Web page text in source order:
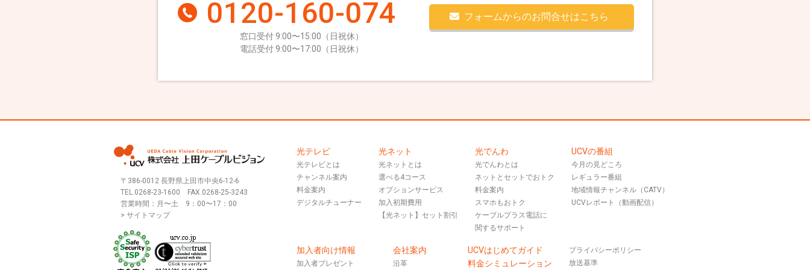
0120-160-074
窓口受付 9:00〜15:00（日祝休）
電話受付 9:00〜17:00（日祝休）
フォームからのお問合せはこちら
〒386-0012 長野県上田市中央6-12-6
TEL.0268-23-1600 FAX.0268-25-3243
営業時間：月〜土 9：00〜17：00
> サイトマップ
光テレビ
光テレビとは
チャンネル案内
料金案内
デジタルチューナー
光ネット
光ネットとは
選べる4コース
オプションサービス
加入初期費用
【光ネット】セット割引
光でんわ
光でんわとは
ネットとセットでおトク
料金案内
スマホもおトク
ケーブルプラス電話に
関するサポート
UCVの番組
今月の見どころ
レギュラー番組
地域情報チャンネル（CATV）
UCVレポート（動画配信）
加入者向け情報
加入者プレゼント
会社案内
沿革
UCVはじめてガイド
料金シミュレーション
プライバシーポリシー
放送基準